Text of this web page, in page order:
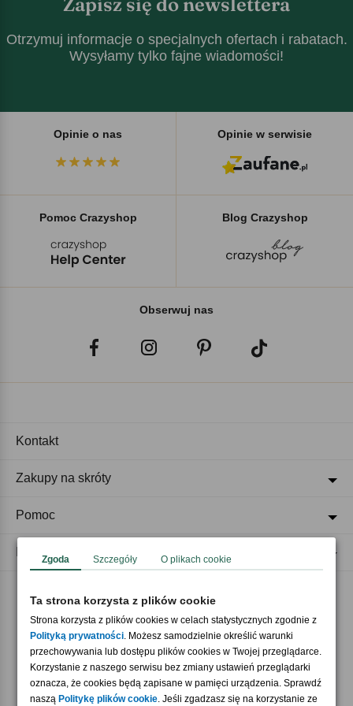
Otrzymuj informacje o specjalnych ofertach i rabatach.
Wysyłamy tylko fajne wiadomości!
Opinie o nas Opinie w serwisie
Pomoc Crazyshop Blog Crazyshop
Obserwuj nas
Akceptujemy płatności
Kontakt
Zakupy na skróty
Pomoc
Zgoda Szczegóły O plikach cookie
Ta strona korzysta z plików cookie
Strona korzysta z plików cookies w celach statystycznych zgodnie z
Polityką prywatności. Możesz samodzielnie określić warunki
przechowywania lub dostępu plików cookies w Twojej przeglądarce.
Korzystanie z naszego serwisu bez zmiany ustawień przeglądarki
oznacza, że cookies będą zapisane w pamięci urządzenia. Sprawdź
naszą Politykę plików cookie. Jeśli zgadzasz się na korzystanie ze